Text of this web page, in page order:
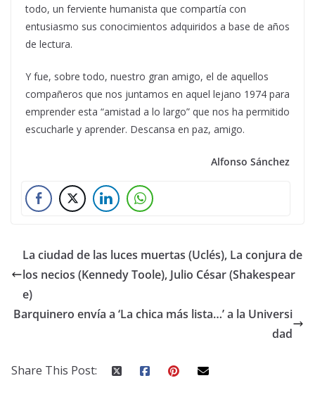
todo, un ferviente humanista que compartía con
entusiasmo sus conocimientos adquiridos a base de años
de lectura.
Y fue, sobre todo, nuestro gran amigo, el de aquellos
compañeros que nos juntamos en aquel lejano 1974 para
emprender esta “amistad a lo largo” que nos ha permitido
escucharle y aprender. Descansa en paz, amigo.
Alfonso Sánchez
La ciudad de las luces muertas (Uclés), La conjura de
los necios (Kennedy Toole), Julio César (Shakespear
e)
Barquinero envía a ‘La chica más lista…’ a la Universi
dad
Share This Post: